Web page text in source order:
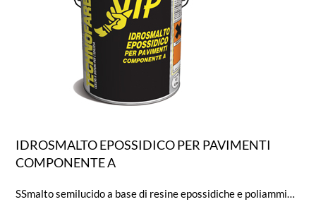
IDROSMALTO EPOSSIDICO PER PAVIMENTI
COMPONENTE A
SSmalto semilucido a base di resine epossidiche e poliammine alifatiche emulsionate in acqua a rapida essiccazione. Rivestimento protettivo a doppio strato idoneo per il trattamento di superfici in cemento/CLS (pavimenti) sottoposti a transito pedonale o veicolare, anche pesante, purchè con gommatura. Il film polimerizzato presenta un’elevata durezza superficiale, resistenza all’abrasione, buona resistenza meccanica, agli oli, ai carburanti ed ai detergenti normalmente in uso per la pulizia.